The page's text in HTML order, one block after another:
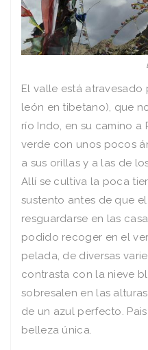
El valle está atravesado
león en tibetano), que
río Indo, en su camino a
verde con unos pocos
a sus orillas y a las de
Allí se cultiva la poca
sustento antes de que
resguardarse en las
podido recoger en el
pelada, de diversas
contrasta con la nieve
sobresalen en las
de un azul perfecto.
belleza única.